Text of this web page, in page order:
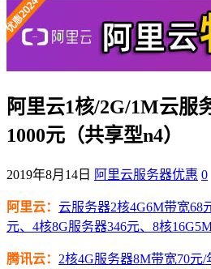
阿里云1核/2G/1M云服
1000元（共享型n4）
2019年8月14日 阿里云服务器优惠 0
阿里云： 云服务器2核4G6M带宽68
元、4核8G服务器346元、8核
腾讯云： 2核4G服务器8M带宽70元